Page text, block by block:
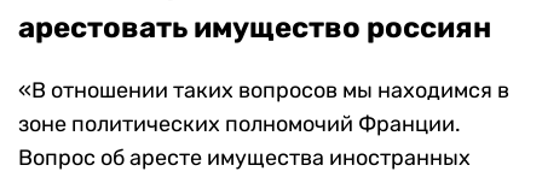
арестовать имущество россиян
«В отношении таких вопросов мы находимся в
зоне политических полномочий Франции.
Вопрос об аресте имущества иностранных